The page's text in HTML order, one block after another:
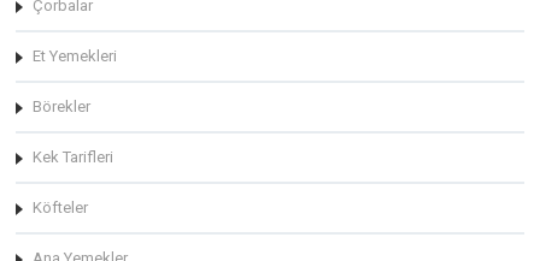
Çorbalar
Et Yemekleri
Börekler
Kek Tarifleri
Köfteler